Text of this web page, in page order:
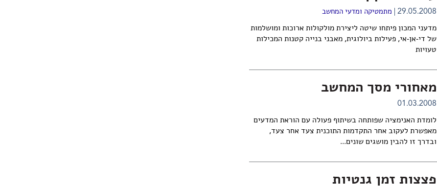
29.05.2008 מתמטיקה ומדעי המחשב
מדעני המכון פיתחו שיטה ליצירת מולקולות ארוכות ומושלמות
של די-אן-אי, פעילות ביולוגית, מאבני בנייה קטנות המכילות
טעויות
מאחורי מסך המחשב
01.03.2008
לומדת האנימציה שפותחה בשיתוף פעולה עם הוראת המדעים
מאפשרת לעקוב אחר התקדמות התוכנית צעד אחר צעד,
ובדרך זו להבין מושגים שונים...
פצצות זמן גנטיות